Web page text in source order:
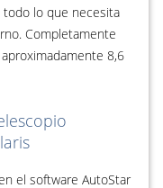
todo lo que necesita
Completamente
8,6
el software AutoStar